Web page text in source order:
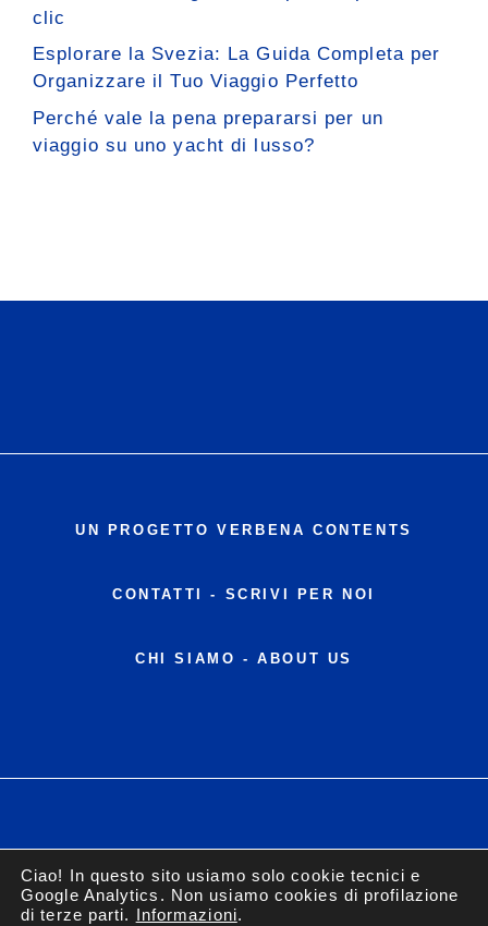
clic
Esplorare la Svezia: La Guida Completa per
Organizzare il Tuo Viaggio Perfetto
Perché vale la pena prepararsi per un
viaggio su uno yacht di lusso?
UN PROGETTO VERBENA CONTENTS
CONTATTI - SCRIVI PER NOI
CHI SIAMO - ABOUT US
© 2026 VERBENA
GUEST POST
PRIVACY POLICY
Ciao! In questo sito usiamo solo cookie tecnici e
Google Analytics. Non usiamo cookies di profilazione
di terze parti.
Informazioni.